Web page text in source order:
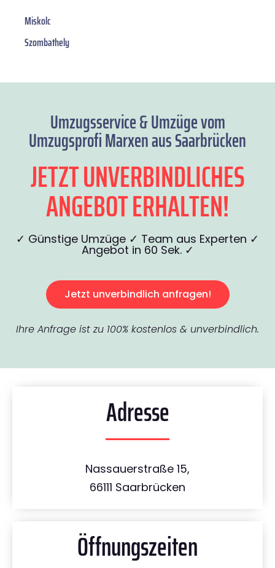
Miskolc
Szombathely
Umzugsservice & Umzüge vom
Umzugsprofi Marxen aus Saarbrücken
JETZT UNVERBINDLICHES
ANGEBOT ERHALTEN!
✓ Günstige Umzüge ✓ Team aus Experten ✓
Angebot in 60 Sek. ✓
Jetzt unverbindlich anfragen!
Ihre Anfrage ist zu 100% kostenlos & unverbindlich.
Adresse
Nassauerstraße 15,
66111 Saarbrücken
Öffnungszeiten